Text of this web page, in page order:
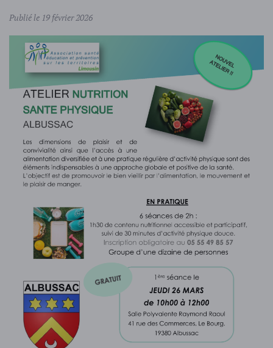
Publié le 19 février 2026